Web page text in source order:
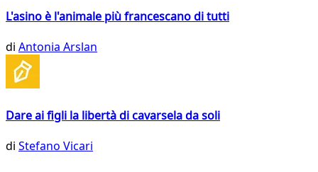
L'asino è l'animale più francescano di tutti
di Antonia Arslan
Dare ai figli la libertà di cavarsela da soli
di Stefano Vicari